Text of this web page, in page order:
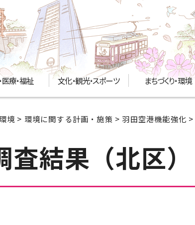
医療・福祉 文化・観光・スポーツ まちづくり・環境
環境 > 環境に関する計画・施策 > 羽田空港機能強化
結果（北区）